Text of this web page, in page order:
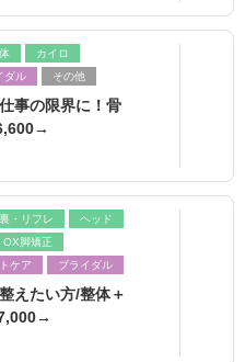
カイロ
ダル その他
事の限界に！骨
・リフレ
ヘッド
OX脚矯正
ケア ブライダル
えたい方/整体＋